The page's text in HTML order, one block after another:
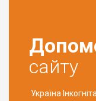
сайту
Україна